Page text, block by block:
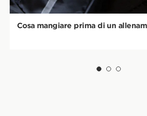
Cosa mangiare prima di un